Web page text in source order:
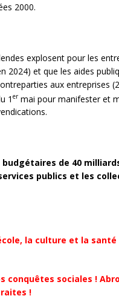
2000.
explosent pour les
2024) et que les aides
aux entreprises
1 ermai pour manifester et
budgétaires de 40
publics et les
la culture et la santé
conquêtes sociales !
!